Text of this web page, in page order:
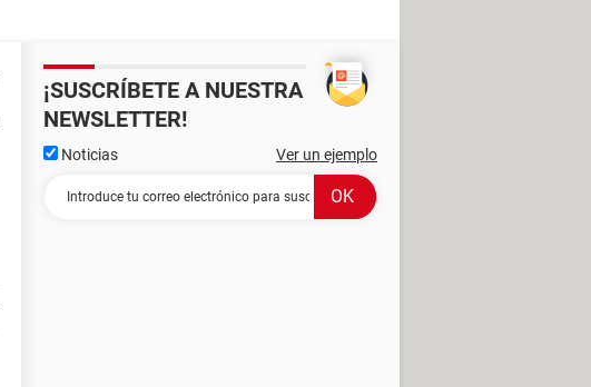
¡SUSCRÍBETE A NUESTRA
NEWSLETTER!
Noticias Ver un ejemplo